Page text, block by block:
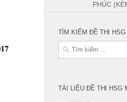
PHÚC
TÌM KIẾM ĐỀ THI HSG
Tìm
TÀI LIỆU ĐỀ THI HSG